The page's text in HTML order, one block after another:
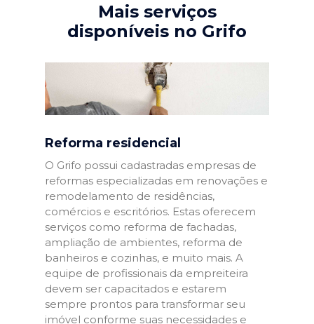
Mais serviços
disponíveis no Grifo
Reforma residencial
O Grifo possui cadastradas empresas de
reformas especializadas em renovações e
remodelamento de residências,
comércios e escritórios. Estas oferecem
serviços como reforma de fachadas,
ampliação de ambientes, reforma de
banheiros e cozinhas, e muito mais. A
equipe de profissionais da empreiteira
devem ser capacitados e estarem
sempre prontos para transformar seu
imóvel conforme suas necessidades e